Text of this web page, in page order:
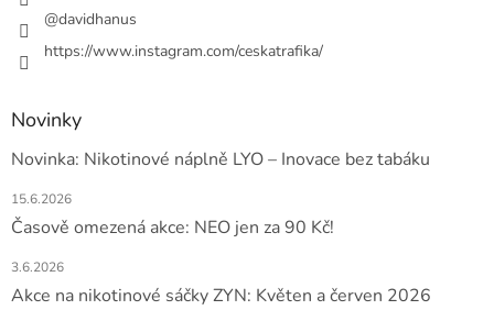
@davidhanus
https://www.instagram.com/ceskatrafika/
Novinky
Novinka: Nikotinové náplně LYO – Inovace bez tabáku
15.6.2026
Časově omezená akce: NEO jen za 90 Kč!
3.6.2026
Akce na nikotinové sáčky ZYN: Květen a červen 2026